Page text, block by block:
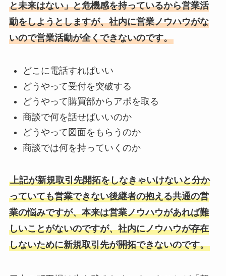
と未来はない」と危機感を持っているから営業活
動をしようとしますが、社内に営業ノウハウがな
いので営業活動が全くできないのです。
どこに電話すればいい
どうやって受付を突破する
どうやって購買部からアポを取る
商談で何を話せばいいのか
どうやって図面をもらうのか
商談では何を持っていくのか
上記が新規取引先開拓をしなきゃいけないと分か
っていても営業できない後継者の抱える共通の営
業の悩みですが、本来は営業ノウハウがあれば難
しいことがないのですが、社内にノウハウが存在
しないために新規取引先が開拓できないのです。